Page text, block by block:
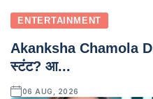
ENTERTAINMENT
Akanksha Chamola
स्टंट? आ...
06 AUG, 2026